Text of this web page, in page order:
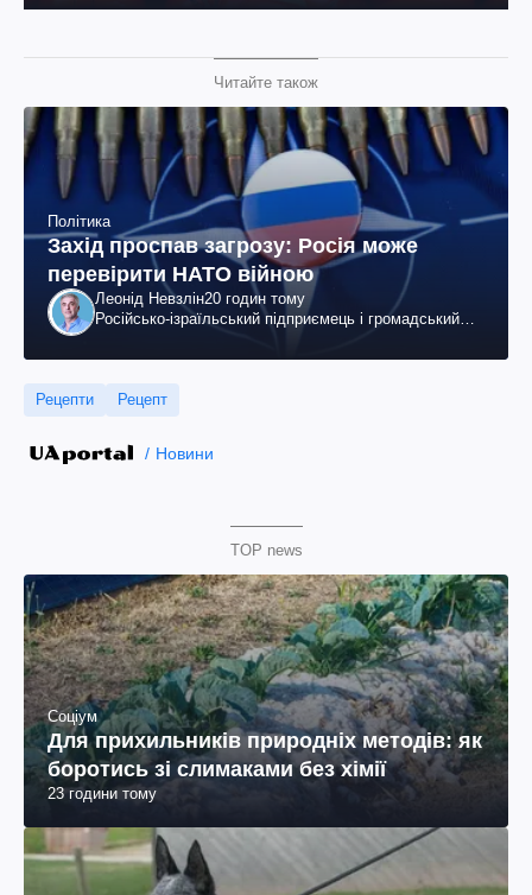
Читайте також
Політика
Захід проспав загрозу: Росія може
перевірити НАТО війною
Леонід Невзлін20 годин тому
Російсько-ізраїльський підприємець і громадський
Рецепти Рецепт
Новини
TOP news
Соціум
Для прихильників природніх методів: як
боротись зі слимаками без хімії
23 години тому